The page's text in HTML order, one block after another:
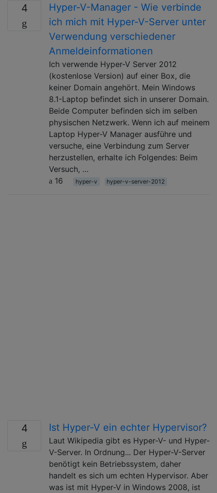
4
Hyper-V-Manager - Wie verbinde
ich mich mit Hyper-V-Server unter
Verwendung verschiedener
Anmeldeinformationen
Ich verwende Hyper-V Server 2012
(kostenlose Version) auf einer Box, die
keiner Domain angehört. Mein Windows
8.1-Laptop befindet sich in unserer Domain.
Beide Computer befinden sich im selben
physischen Netzwerk. Wenn ich auf meinem
Laptop Hyper-V Manager ausführe und
versuche, eine Verbindung zum Server
herzustellen, erhalte ich Folgendes: Beim
Versuch, …
16
hyper-v hyper-v-server-2012
4 Ist Hyper-V ein echter Hypervisor?
Laut Wikipedia gibt es Hyper-V- und Hyper-
V-Server. In Ordnung... Der Hyper-V-Server
benötigt kein Betriebssystem, daher
handelt es sich um echten Hypervisor. Aber
was ist mit Hyper-V in Windows 2008, ist